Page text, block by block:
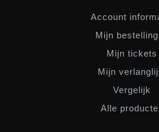
Account
Mijn
Mijn tickets
Mijn
Vergelijk
Alle